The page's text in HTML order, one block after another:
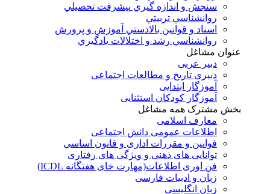
سنجش و اندازه گيري پيشرفت تحصيلي
روانشناسي تربيتي
اسناد و قوانين بالادستي آموزش و پرورش
روانشناسي رشد و اختلالات يادگيري
عنوان مشاغل
دبير عربی
دبیری تاریخ و مطالعات اجتماعی
آموزگار ابتدایی
آموزگار کودکان استثنایی
بخش مشترک همه مشاغل
معارف اسلامی
اطلاعات عمومی دانش اجتماعی
قوانین و مقررات اداری و قانون اساسی
توانایی های ذهنی و ویژگی های رفتاری
فن اوری اطلاعات(مهارت خای هفتگانه ICDL)
زبان و ادبیات فارسی
زبان انگلیسی